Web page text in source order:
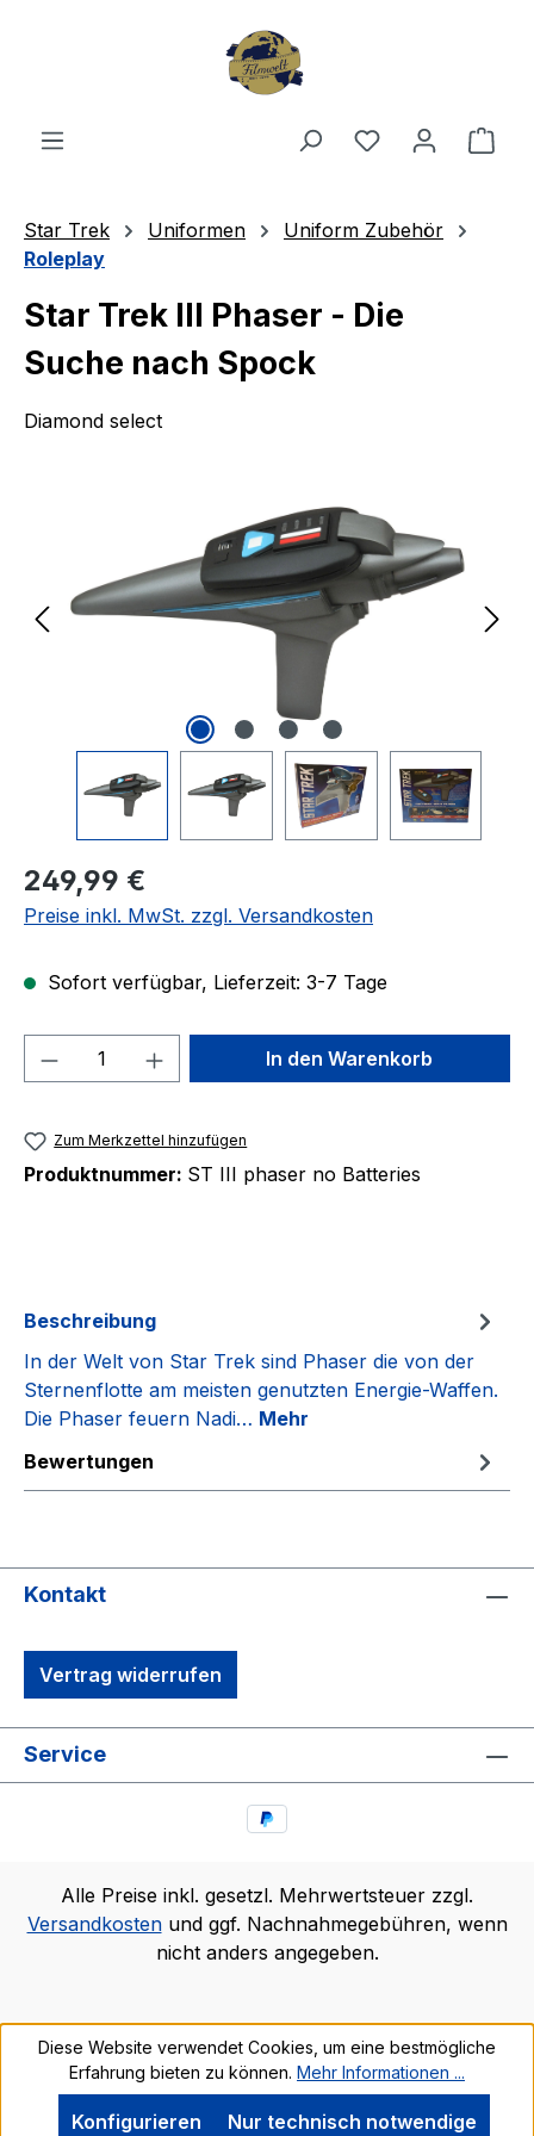
Du hast 0
Star Trek Uniformen
Uniform Zubehör
Roleplay
Star Trek III Phaser - Die
Suche nach Spock
Diamond select
Regulärer Preis:
249,99 €
Preise inkl. MwSt. zzgl. Versandkosten
Sofort verfügbar, Lieferzeit: 3-7 Tage
Produkt Anzahl: Gib denIn den Warenkorb
Zum Merkzettel hinzufügen
Produktnummer: ST III phaser no Batteries
Beschreibung
In der Welt von Star Trek sind Phaser die von der
Sternenflotte am meisten genutzten Energie-Waffen.
Die Phaser feuern Nadi… Mehr
Bewertungen
Kontakt
Vertrag widerrufen
Service
Alle Preise inkl. gesetzl. Mehrwertsteuer zzgl.
Versandkostenund ggf. Nachnahmegebühren, wenn
nicht anders angegeben.
Diese Website verwendet Cookies, um eine bestmögliche
Erfahrung bieten zu können. Mehr Informationen ...
Nur technisch notwendige
Konfigurieren